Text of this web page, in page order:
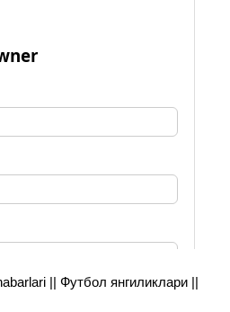
|| Футбол янгиликлари ||